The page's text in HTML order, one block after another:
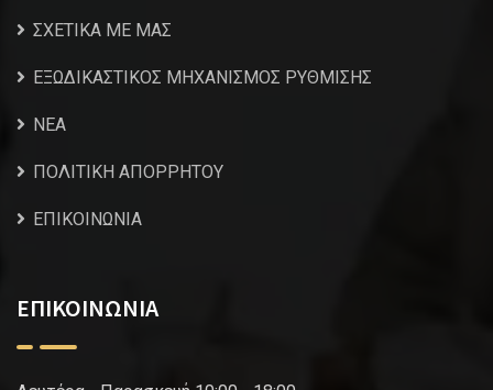
ΣΧΕΤΙΚΑ ΜΕ ΜΑΣ
ΕΞΩΔΙΚΑΣΤΙΚΟΣ ΜΗΧΑΝΙΣΜΟΣ ΡΥΘΜΙΣΗΣ
NEA
ΠΟΛΙΤΙΚΗ ΑΠΟΡΡΗΤΟΥ
ΕΠΙΚΟΙΝΩΝΙΑ
ΕΠΙΚΟΙΝΩΝΙΑ